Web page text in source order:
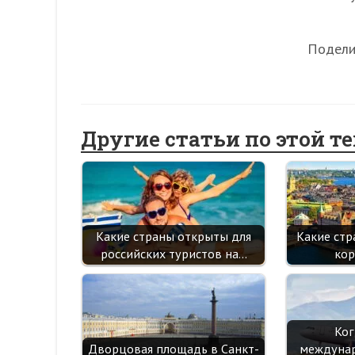
Другие статьи по этой
Какие страны открыты для
российских туристов на…
Какие
Дворцовая площадь в Санкт-